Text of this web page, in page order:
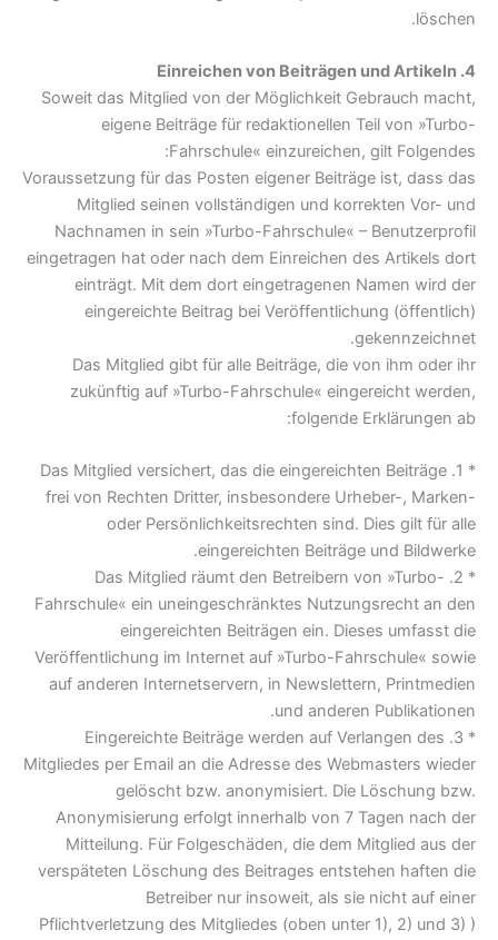
löschen.
4. Einreichen von Beiträgen und Artikeln
Soweit das Mitglied von der Möglichkeit Gebrauch macht,
eigene Beiträge für redaktionellen Teil von »Turbo-
Fahrschule« einzureichen, gilt Folgendes:
Voraussetzung für das Posten eigener Beiträge ist, dass das
Mitglied seinen vollständigen und korrekten Vor- und
Nachnamen in sein »Turbo-Fahrschule« – Benutzerprofil
eingetragen hat oder nach dem Einreichen des Artikels dort
einträgt. Mit dem dort eingetragenen Namen wird der
eingereichte Beitrag bei Veröffentlichung (öffentlich)
gekennzeichnet.
Das Mitglied gibt für alle Beiträge, die von ihm oder ihr
zukünftig auf »Turbo-Fahrschule« eingereicht werden,
folgende Erklärungen ab:
* 1. Das Mitglied versichert, das die eingereichten Beiträge
frei von Rechten Dritter, insbesondere Urheber-, Marken-
oder Persönlichkeitsrechten sind. Dies gilt für alle
eingereichten Beiträge und Bildwerke.
* 2. Das Mitglied räumt den Betreibern von »Turbo-
Fahrschule« ein uneingeschränktes Nutzungsrecht an den
eingereichten Beiträgen ein. Dieses umfasst die
Veröffentlichung im Internet auf »Turbo-Fahrschule« sowie
auf anderen Internetservern, in Newslettern, Printmedien
und anderen Publikationen.
* 3. Eingereichte Beiträge werden auf Verlangen des
Mitgliedes per Email an die Adresse des Webmasters wieder
gelöscht bzw. anonymisiert. Die Löschung bzw.
Anonymisierung erfolgt innerhalb von 7 Tagen nach der
Mitteilung. Für Folgeschäden, die dem Mitglied aus der
verspäteten Löschung des Beitrages entstehen haften die
Betreiber nur insoweit, als sie nicht auf einer
Pflichtverletzung des Mitgliedes (oben unter 1), 2) und 3) )